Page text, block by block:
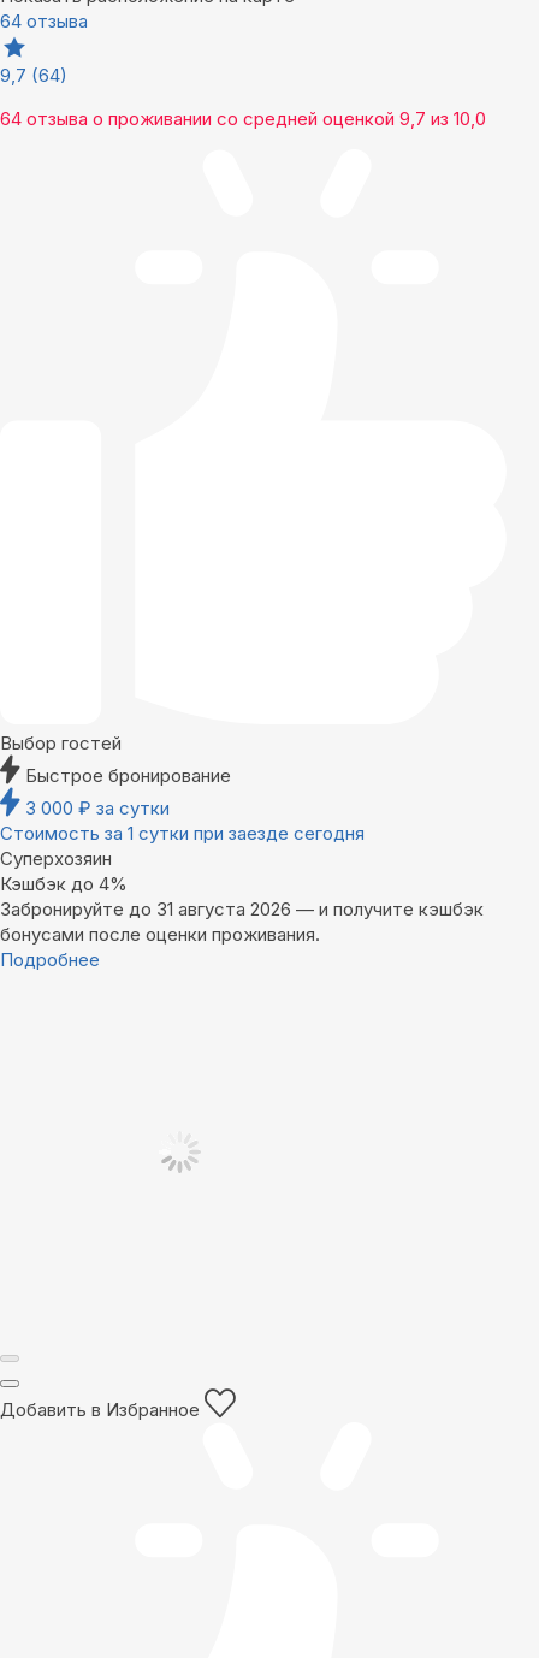
64 отзыва
9,7 (64)
64 отзыва о проживании со средней оценкой 9,7 из 10,0
Выбор гостей
Быстрое бронирование
3 000 ₽ за сутки
Стоимость за 1 сутки при заезде сегодня
Суперхозяин
Кэшбэк до 4%
Забронируйте до 31 августа 2026 — и получите кэшбэк
бонусами после оценки проживания.
Подробнее
Добавить в Избранное